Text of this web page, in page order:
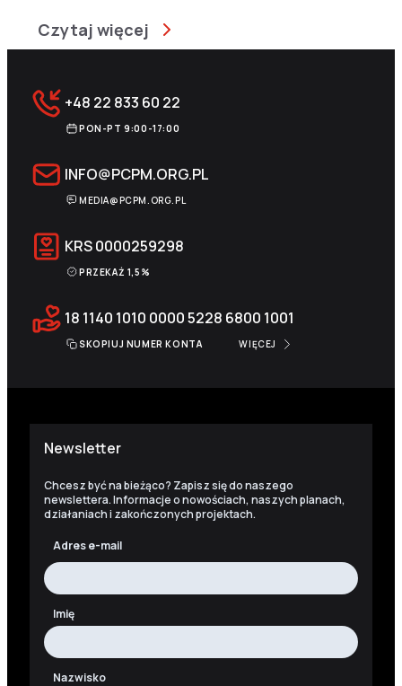
Czytaj więcej
+48 22 833 60 22
PON-PT 9:00-17:00
INFO@PCPM.ORG.PL
MEDIA@PCPM.ORG.PL
KRS0000259298
PRZEKAŻ 1,5%
18 1140 1010 0000 5228 6800 1001
SKOPIUJ NUMER KONTA WIĘCEJ
Newsletter
Chcesz być na bieżąco? Zapisz się do naszego
newslettera. Informacje o nowościach, naszych planach,
działaniach i zakończonych projektach.
Adres e-mail
Imię
Nazwisko